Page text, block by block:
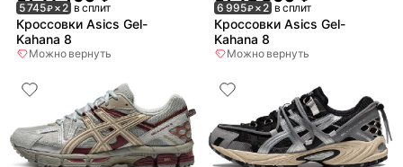
5 745₽× 2 в сплит
Кроссовки Asics Gel-
Kahana 8
Можно вернуть
6 995₽× 2 в сплит
Кроссовки Asics Gel-
Kahana 8
Можно вернуть